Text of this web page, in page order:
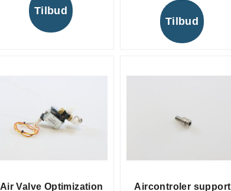
Tilbud
Tilbud
Air Valve Optimization Aircontroler support